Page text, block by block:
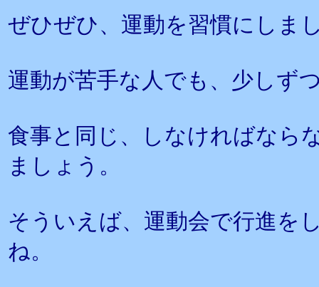
ぜひぜひ、運動を習慣にしま
運動が苦手な人でも、少しず
食事と同じ、しなければなら
ましょう。
そういえば、運動会で行進を
ね。